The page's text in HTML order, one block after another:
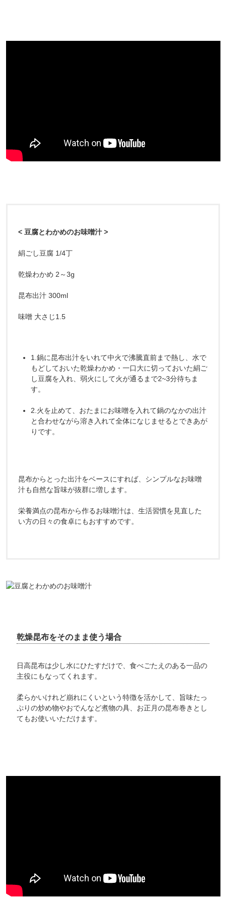
< 豆腐とわかめのお味噌汁 >
絹ごし豆腐 1/4丁
乾燥わかめ 2～3g
昆布出汁 300ml
味噌 大さじ1.5
1.鍋に昆布出汁をいれて中火で沸騰直前まで熱し、水で
もどしておいた乾燥わかめ・一口大に切っておいた絹ご
し豆腐を入れ、弱火にして火が通るまで2~3分待ちま
す。
2.火を止めて、おたまにお味噌を入れて鍋のなかの出汁
と合わせながら溶き入れて全体になじませるとできあが
りです。
昆布からとった出汁をベースにすれば、シンプルなお味噌
汁も自然な旨味が抜群に増します。
栄養満点の昆布から作るお味噌汁は、生活習慣を見直した
い方の日々の食卓にもおすすめです。
乾燥昆布をそのまま使う場合
日高昆布は少し水にひたすだけで、食べごたえのある一品の
主役にもなってくれます。
柔らかいけれど崩れにくいという特徴を活かして、旨味たっ
ぷりの炒め物やおでんなど煮物の具、お正月の昆布巻きとし
てもお使いいただけます。